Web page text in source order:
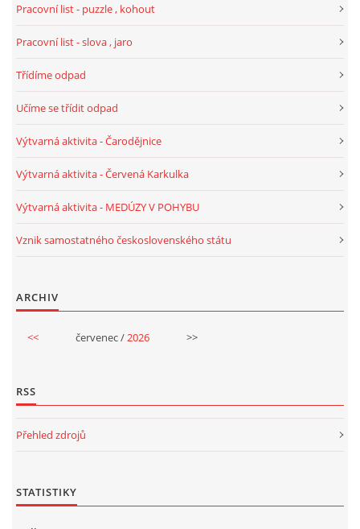
Pracovní list - puzzle , kohout
Pracovní list - slova , jaro
Třídíme odpad
Učíme se třídit odpad
Výtvarná aktivita - Čarodějnice
Výtvarná aktivita - Červená Karkulka
Výtvarná aktivita - MEDÚZY V POHYBU
Vznik samostatného československého státu
ARCHIV
<< červenec /2026 >>
RSS
Přehled zdrojů
STATISTIKY